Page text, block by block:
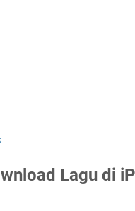
Lagu di